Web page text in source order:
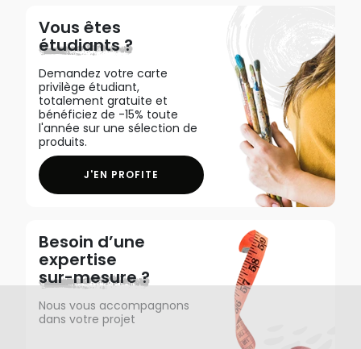
Vous êtes
étudiants ?
Demandez votre carte
privilège étudiant,
totalement gratuite et
bénéficiez de -15% toute
l'année sur une sélection de
produits.
J'EN PROFITE
Besoin d’une
expertise
sur-mesure ?
Nous vous accompagnons
dans votre projet